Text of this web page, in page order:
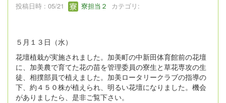
投稿日時 : 05/21 寮担当２ カテゴリ:
５月１３日（水）
花壇植栽が実施されました。加美町の中新田体育館前の花壇
に、加美農で育てた花の苗を管理委員の寮生と草花専攻の生
徒、相撲部員で植えました。加美ロータリークラブの指導の
下、約４５０株が植えられ、明るい花壇になりました。機会
がありましたら、是非ご覧下さい。